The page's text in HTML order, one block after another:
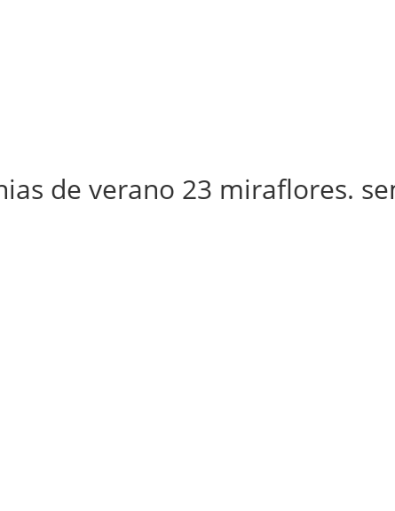
de verano 23 miraflores.